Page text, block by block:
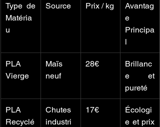
Type de
Matéria
u
Source Prix / kg
Avantag
e
Principa
l
PLA
Vierge
Maïs
neuf
28€
Brillanc
e et
pureté
PLA
Recyclé
Chutes
industri
17€
Écologi
e et prix